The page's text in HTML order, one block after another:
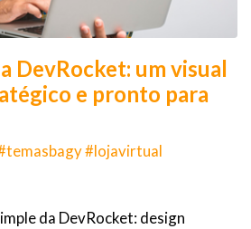
DevRocket: um visual
e pronto para
#lojavirtual
da DevRocket: design